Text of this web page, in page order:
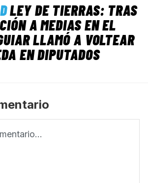
LEY DE TIERRAS: TRAS
A MEDIAS EN EL
LLAMÓ A VOLTEAR
EN DIPUTADOS